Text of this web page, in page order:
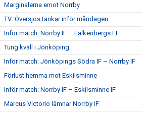
Marginalerna emot Norrby
TV: Översjös tankar inför måndagen
Inför match: Norrby IF – Falkenbergs FF
Tung kväll i Jönköping
Inför match: Jönköpings Södra IF – Norrby IF
Förlust hemma mot Eskilsminne
Inför match: Norrby IF – Eskilsminne IF
Marcus Victorio lämnar Norrby IF